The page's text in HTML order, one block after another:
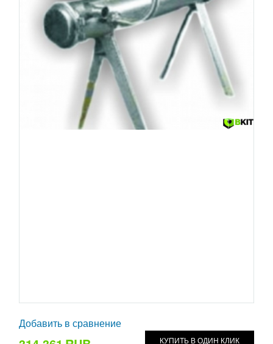
Добавить в сравнение
КУПИТЬ В ОДИН КЛИК